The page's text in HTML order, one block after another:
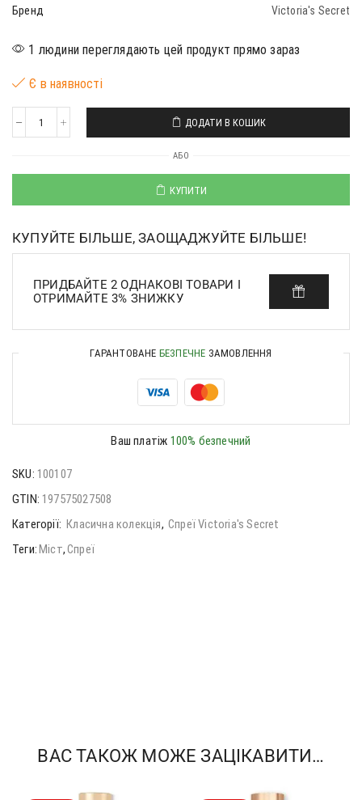
Бренд Victoria's Secret
1 людини переглядають цей продукт прямо зараз
Є в наявності
ДОДАТИ В КОШИК
АБО
КУПИТИ
КУПУЙТЕ БІЛЬШЕ, ЗАОЩАДЖУЙТЕ БІЛЬШЕ!
ПРИДБАЙТЕ 2 ОДНАКОВІ ТОВАРИ І
ОТРИМАЙТЕ 3% ЗНИЖКУ
ГАРАНТОВАНЕ БЕЗПЕЧНЕ ЗАМОВЛЕННЯ
Ваш платіж 100% безпечний
SKU: 100107
GTIN: 197575027508
Категорії: Класична колекція, Спреї Victoria's Secret
Теги:Міст,Спреї
ВАС ТАКОЖ МОЖЕ ЗАЦІКАВИТИ…